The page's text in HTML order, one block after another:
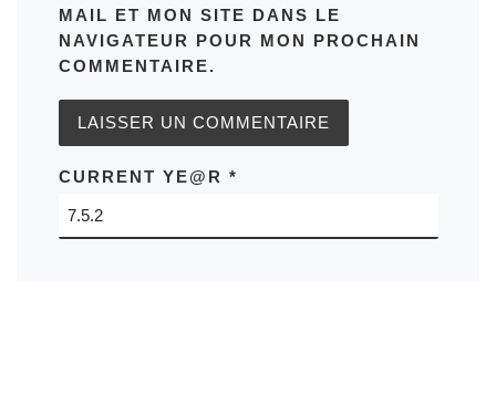
MAIL ET MON SITE DANS LE
NAVIGATEUR POUR MON PROCHAIN
COMMENTAIRE.
CURRENT YE@R *